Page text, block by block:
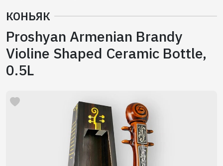
КОНЬЯК
Proshyan Armenian Brandy
Violine Shaped Ceramic Bottle,
0.5L